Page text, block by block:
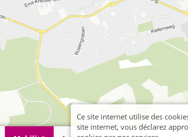
Ce site internet utilise des
site internet, vous déclarez